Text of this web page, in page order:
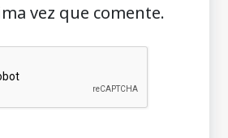
vez que comente.